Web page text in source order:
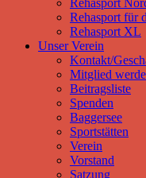
Rehasport
Rehasport für
Rehasport XL
Unser Verein
Kontakt/
Mitglied
Beitragsliste
Spenden
Baggersee
Sportstätten
Verein
Vorstand
Satzung